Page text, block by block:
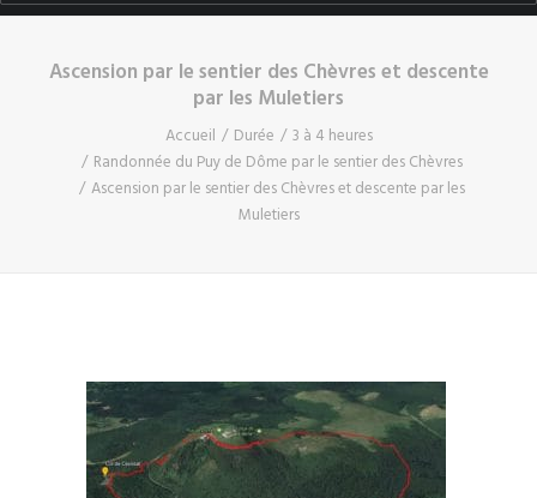
Ascension par le sentier des Chèvres et descente
par les Muletiers
Accueil Durée
3 à 4 heures
Randonnée du Puy de Dôme par le sentier des Chèvres
Ascension par le sentier des Chèvres et descente par les
Muletiers